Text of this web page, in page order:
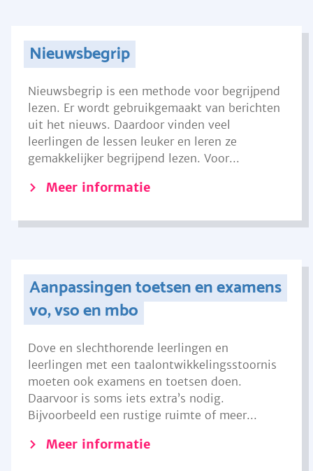
Nieuwsbegrip
Nieuwsbegrip is een methode voor begrijpend
lezen. Er wordt gebruikgemaakt van berichten
uit het nieuws. Daardoor vinden veel
leerlingen de lessen leuker en leren ze
gemakkelijker begrijpend lezen. Voor...
Meer informatie
Aanpassingen toetsen en examens
vo, vso en mbo
Dove en slechthorende leerlingen en
leerlingen met een taalontwikkelingsstoornis
moeten ook examens en toetsen doen.
Daarvoor is soms iets extra’s nodig.
Bijvoorbeeld een rustige ruimte of meer...
Meer informatie